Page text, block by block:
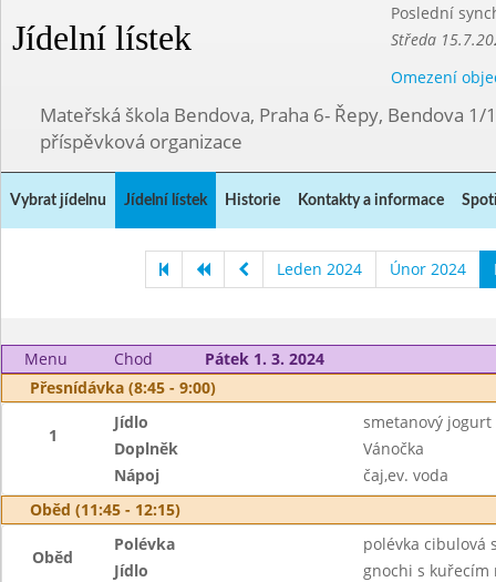
Jídelní lístek
Poslední
Středa
Omezení
Mateřská škola Bendova, Praha 6- Řepy, Bendova 1/
příspěvková organizace
Vybrat jídelnu Jídelní lístek Historie Kontakty a informace
Leden 2024 Únor 2024
Menu Chod
Pátek 1. 3. 2024
Přesnídávka (8:45 - 9:00)
1
Jídlo
smetanový
Doplněk
Vánočka
Nápoj
čaj,ev. voda
Oběd (11:45 - 12:15)
Oběd
Polévka
polévka cibulová
Jídlo
gnochi s kuřecím